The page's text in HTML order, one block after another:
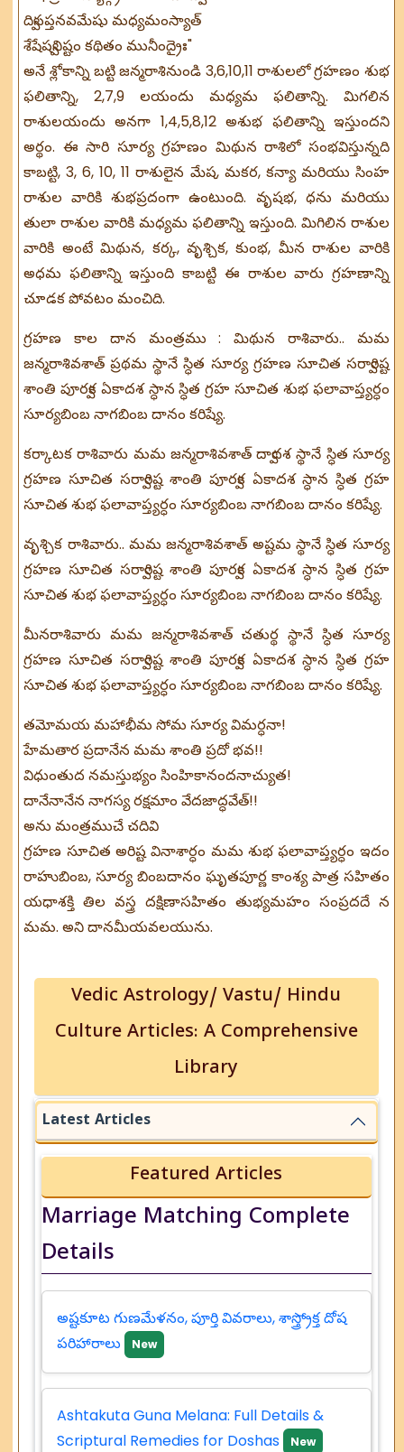
ద్విసప్తనవమేషు మధ్యమంస్యాత్
శేషేష్వనిష్టం కథితం మునీంద్రైః"
అనే శ్లోకాన్ని బట్టి జన్మరాశినుండి 3,6,10,11 రాశులలో గ్రహణం శుభ
ఫలితాన్ని, 2,7,9 లయందు మధ్యమ ఫలితాన్ని. మిగలిన
రాశులయందు అనగా 1,4,5,8,12 అశుభ ఫలితాన్ని ఇస్తుందని
అర్థం. ఈ సారి సూర్య గ్రహణం మిథున రాశిలో సంభవిస్తున్నది
కాబట్టి, 3, 6, 10, 11 రాశులైన మేష, మకర, కన్యా మరియు సింహ
రాశుల వారికి శుభప్రదంగా ఉంటుంది. వృషభ, ధను మరియు
తులా రాశుల వారికి మధ్యమ ఫలితాన్ని ఇస్తుంది. మిగిలిన రాశుల
వారికి అంటే మిథున, కర్క, వృశ్చిక, కుంభ, మీన రాశుల వారికి
అధమ ఫలితాన్ని ఇస్తుంది కాబట్టి ఈ రాశుల వారు గ్రహణాన్ని
చూడక పోవటం మంచిది.
గ్రహణ కాల దాన మంత్రము : మిథున రాశివారు.. మమ
జన్మరాశివశాత్ ప్రథమ స్థానే స్ధిత సూర్య గ్రహణ సూచిత సర్వారిష్ట
శాంతి పూర్వక ఏకాదశ స్ధాన స్ధిత గ్రహ సూచిత శుభ ఫలావాప్త్యర్ధం
సూర్యబింబ నాగబింబ దానం కరిష్యే.
కర్కాటక రాశివారు మమ జన్మరాశివశాత్ ద్వాదశ స్థానే స్ధిత సూర్య
గ్రహణ సూచిత సర్వారిష్ట శాంతి పూర్వక ఏకాదశ స్ధాన స్ధిత గ్రహ
సూచిత శుభ ఫలావాప్త్యర్ధం సూర్యబింబ నాగబింబ దానం కరిష్యే.
వృశ్చిక రాశివారు.. మమ జన్మరాశివశాత్ అష్టమ స్థానే స్ధిత సూర్య
గ్రహణ సూచిత సర్వారిష్ట శాంతి పూర్వక ఏకాదశ స్ధాన స్ధిత గ్రహ
సూచిత శుభ ఫలావాప్త్యర్ధం సూర్యబింబ నాగబింబ దానం కరిష్యే.
మీనరాశివారు మమ జన్మరాశివశాత్ చతుర్థ స్థానే స్ధిత సూర్య
గ్రహణ సూచిత సర్వారిష్ట శాంతి పూర్వక ఏకాదశ స్ధాన స్ధిత గ్రహ
సూచిత శుభ ఫలావాప్త్యర్ధం సూర్యబింబ నాగబింబ దానం కరిష్యే.
తమోమయ మహాభీమ సోమ సూర్య విమర్ధనా!
హేమతార ప్రదానేన మమ శాంతి ప్రదో భవ!!
విధుంతుద నమస్తుభ్యం సింహికానందనాచ్యుత!
దానేనానేన నాగస్య రక్షమాం వేదజాద్ధవేత్!!
అను మంత్రముచే చదివి
గ్రహణ సూచిత అరిష్ట వినాశార్ధం మమ శుభ ఫలావాప్త్యర్ధం ఇదం
రాహుబింబ, సూర్య బింబదానం ఘృతపూర్ణ కాంశ్య పాత్ర సహితం
యధాశక్తి తిల వస్త్ర దక్షిణాసహితం తుభ్యమహం సంప్రదదే న
మమ. అని దానమీయవలయును.
Vedic Astrology/ Vastu/ Hindu
Culture Articles: A Comprehensive
Library
Latest Articles
Featured Articles
Marriage Matching Complete
Details
అష్టకూట గుణమేళనం, పూర్తి వివరాలు, శాస్త్ర్రోక్త దోష
పరిహారాలు
New
Ashtakuta Guna Melana: Full Details &
Scriptural Remedies for Doshas
New